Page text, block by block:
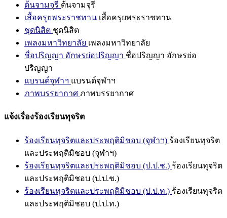
ต้นจามจุรี ต้นจามจุรี
เสื้อครุยพระราชทาน เสื้อครุยพระราชทาน
ชุดนิสิต ชุดนิสิต
เพลงมหาวิทยาลัย เพลงมหาวิทยาลัย
ชื่อปริญญา อักษรย่อปริญญา ชื่อปริญญา อักษรย่อ
ปริญญา
แบรนด์จุฬาฯ แบรนด์จุฬาฯ
ภาพบรรยากาศ ภาพบรรยากาศ
แจ้งเรื่องร้องเรียนทุจริต
ร้องเรียนทุจริตและประพฤติมิชอบ (จุฬาฯ) ร้องเรียนทุจริต
และประพฤติมิชอบ (จุฬาฯ)
ร้องเรียนทุจริตและประพฤติมิชอบ (ป.ป.ช.) ร้องเรียนทุจริต
และประพฤติมิชอบ (ป.ป.ช.)
ร้องเรียนทุจริตและประพฤติมิชอบ (ป.ป.ท.) ร้องเรียนทุจริต
และประพฤติมิชอบ (ป.ป.ท.)